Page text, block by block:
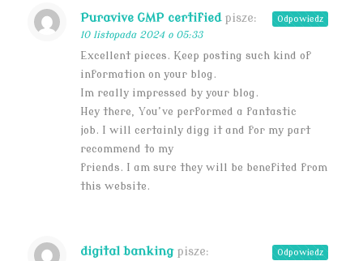
Puravive GMP certified pisze:
10 listopada 2024 o 05:33
Excellent pieces. Keep posting such kind of
information on your blog.
Im really impressed by your blog.
Hey there, You’ve performed a fantastic
job. I will certainly digg it and for my part
recommend to my
friends. I am sure they will be benefited from
this website.
Odpowiedz
digital banking pisze: Odpowiedz